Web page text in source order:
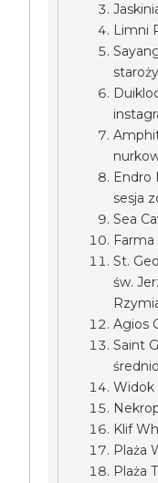
Limni
Endro
sesja
Sea
St.
św.
Agios
Saint
Widok
Klif
Plaża
Plaża